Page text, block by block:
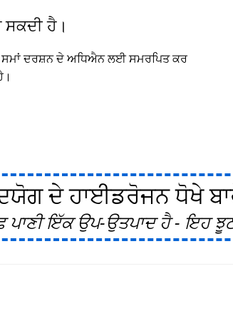
ਸਕਦੀ ਹੈ।
ਸਮਾਂ ਦਰਸ਼ਨ ਦੇ ਅਧਿਐਨ ਲਈ ਸਮਰਪਿਤ ਕਰ
ਦੇ ਹਾਈਡਰੋਜਨ ਧੋਖੇ
ਪਾਣੀ ਇੱਕ ਉਪ-ਉਤਪਾਦ ਹੈ - ਇਹ